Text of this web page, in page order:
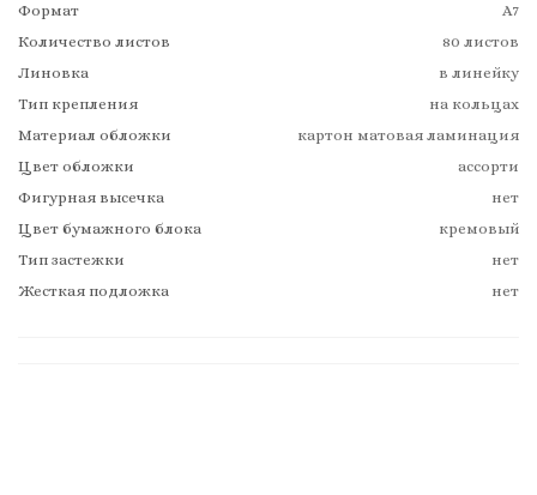
Формат
А7
Количество листов
80 листов
Линовка
в линейку
Тип крепления
на кольцах
Материал обложки
картон матовая ламинация
Цвет обложки
ассорти
Фигурная высечка
нет
Цвет бумажного блока
кремовый
Тип застежки
нет
Жесткая подложка
нет